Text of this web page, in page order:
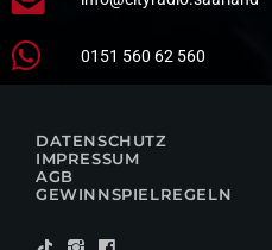
0151 560 62 560
DATENSCHUTZ
IMPRESSUM
AGB
GEWINNSPIELREGELN